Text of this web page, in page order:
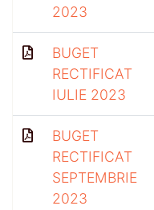
2023
BUGET
RECTIFICAT
IULIE 2023
BUGET
RECTIFICAT
SEPTEMBRIE
2023